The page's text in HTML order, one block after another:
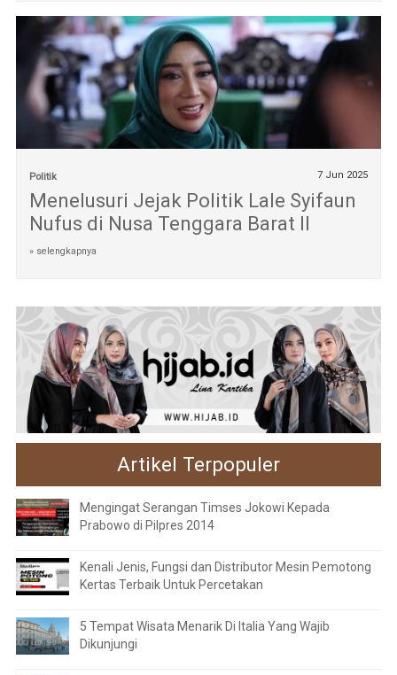
Politik 7 Jun 2025
Menelusuri Jejak Politik Lale Syifaun
Nufus di Nusa Tenggara Barat II
» selengkapnya
Artikel Terpopuler
Mengingat Serangan Timses Jokowi Kepada
Prabowo di Pilpres 2014
Kenali Jenis, Fungsi dan Distributor Mesin Pemotong
Kertas Terbaik Untuk Percetakan
5 Tempat Wisata Menarik Di Italia Yang Wajib
Dikunjungi